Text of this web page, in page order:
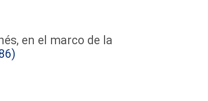
en el marco de la